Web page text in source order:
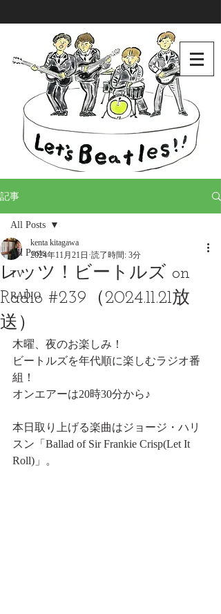
記事
All Posts
TV
RADIO
All Posts
レッツ！ビートルズ on
Radio #239（2024.11.21放
送）
kenta kitagawa
2024年11月21日 読了時間: 3分
木曜、夜のお楽しみ！
ビートルズを年代順に楽しむラジオ番
組！
オンエアーは20時30分から♪
本日取り上げる楽曲はジョージ・ハリ
スン「Ballad of Sir Frankie Crisp(Let It
Roll)」。